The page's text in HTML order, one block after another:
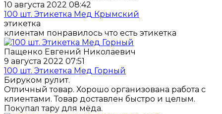
10 августа 2022 08:42
100 шт. Этикетка Мед Крымский
этикетка
клиентам понравилось что есть этикетка
Пащенко Евгений Николаевич
9 августа 2022 07:51
100 шт. Этикетка Мед Горный
Бируком рулит.
Отличный товар. Хорошо организована работа с
клиентами. Товар доставлен быстро и целым.
Покупал тару для мёда.